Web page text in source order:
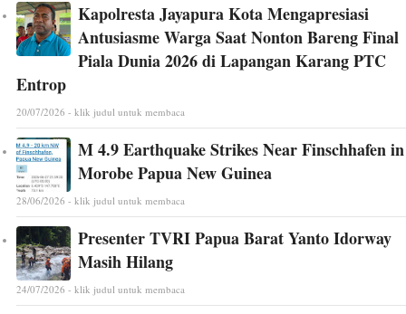
Kapolresta Jayapura Kota Mengapresiasi
Antusiasme Warga Saat Nonton Bareng Final
Piala Dunia 2026 di Lapangan Karang PTC
Entrop
20/07/2026 - klik judul untuk membaca
M 4.9 Earthquake Strikes Near Finschhafen in
Morobe Papua New Guinea
28/06/2026 - klik judul untuk membaca
Presenter TVRI Papua Barat Yanto Idorway
Masih Hilang
24/07/2026 - klik judul untuk membaca